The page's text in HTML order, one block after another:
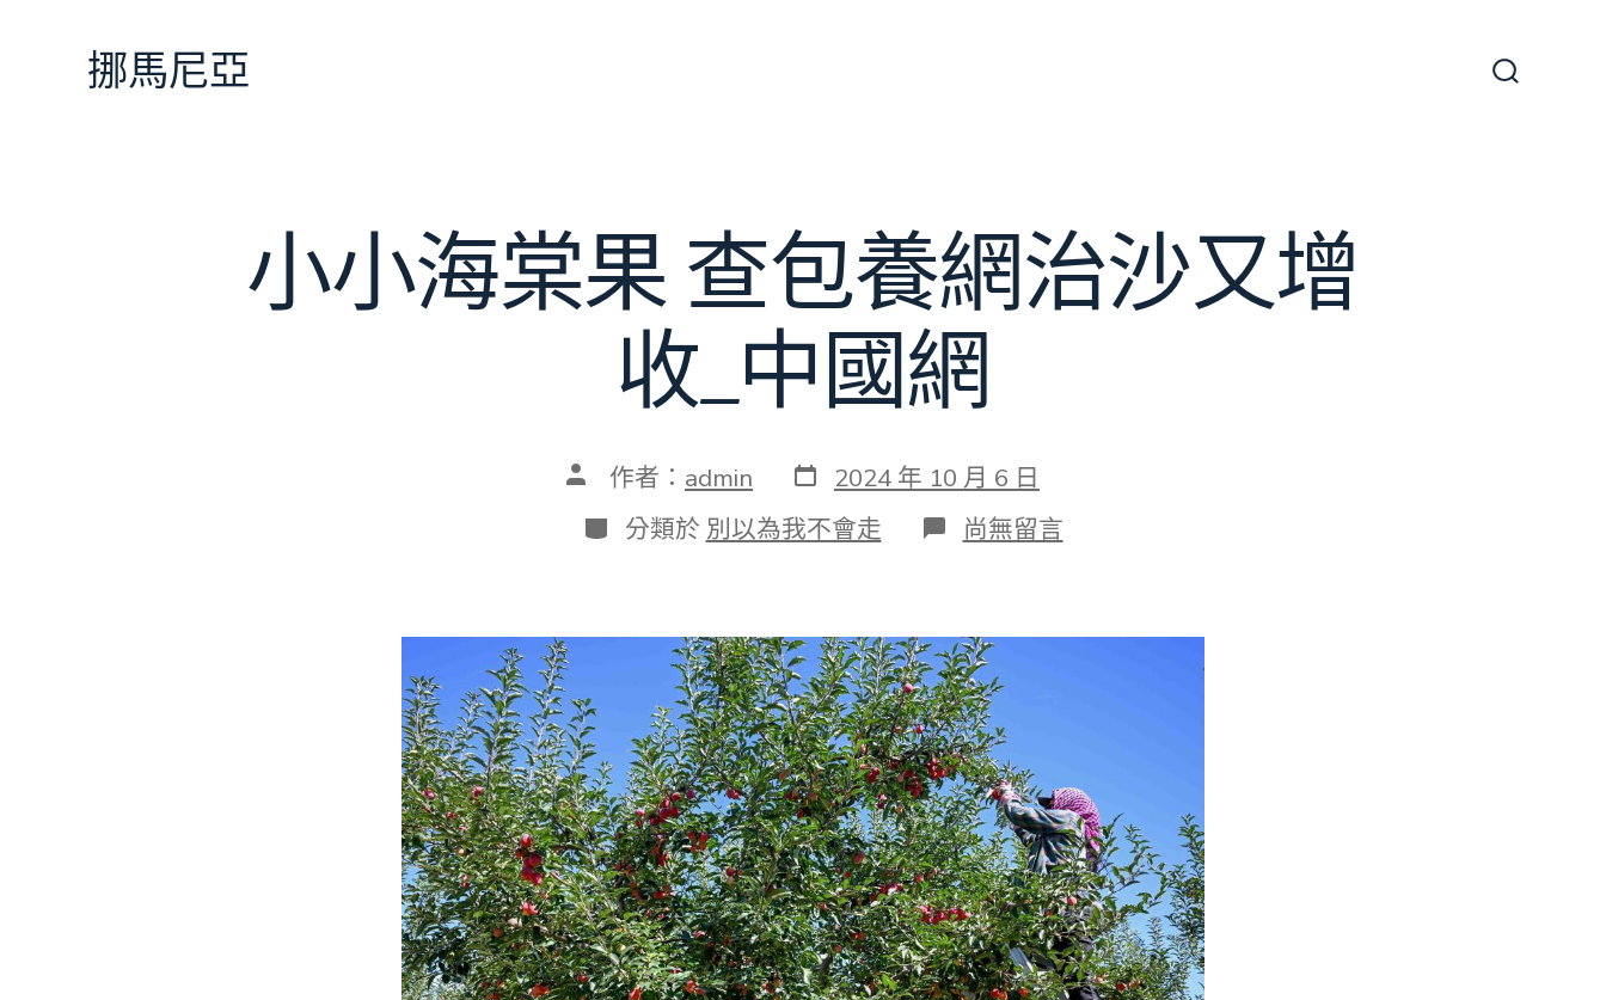
挪馬尼亞
小小海棠果 查包養網治沙又增
收_中國網
文
作
者
作者： admin 發
表
日
期
2024 年 10 月 6 日
分
類
分類於 別以為我不會走 在
〈小
果
查
包
養
網
治
沙
又
增
收
_
中
國
網〉
中
尚無留言